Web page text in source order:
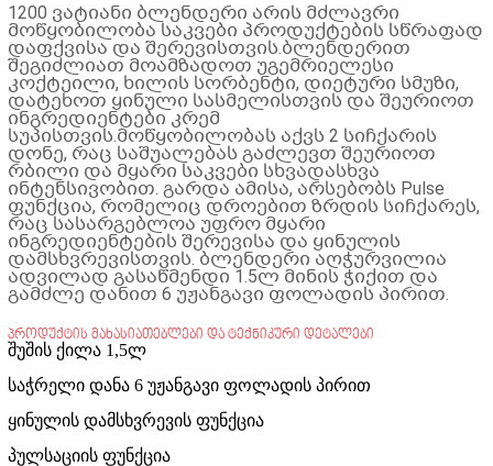
1200 ვატიანი ბლენდერი არის მძლავრი
მოწყობილობა საკვები პროდუქტების სწრაფად
დაფქვისა და შერევისთვის.ბლენდერით
შეგიძლიათ მოამზადოთ უგემრიელესი
კოქტეილი, ხილის სორბენტი, დიეტური სმუზი,
დატეხოთ ყინული სასმელისთვის და შეურიოთ
ინგრედიენტები კრემ
სუპისთვის.მოწყობილობას აქვს 2 სიჩქარის
დონე, რაც საშუალებას გაძლევთ შეურიოთ
რბილი და მყარი საკვები სხვადასხვა
ინტენსივობით. გარდა ამისა, არსებობს Pulse
ფუნქცია, რომელიც დროებით ზრდის სიჩქარეს,
რაც სასარგებლოა უფრო მყარი
ინგრედიენტების შერევისა და ყინულის
დამსხვრევისთვის. ბლენდერი აღჭურვილია
ადვილად გასაწმენდი 1.5ლ მინის ჭიქით და
გამძლე დანით 6 უჟანგავი ფოლადის პირით.
პროდუქტის მახასიათებლები და ტექნიკური დეტალები
შუშის ქილა 1,5ლ
საჭრელი დანა 6 უჟანგავი ფოლადის პირით
ყინულის დამსხვრევის ფუნქცია
პულსაციის ფუნქცია